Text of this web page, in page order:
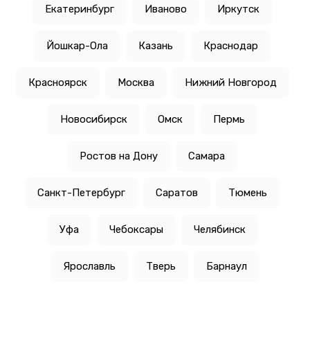
Екатеринбург Иваново Иркутск
Йошкар-Ола Казань Краснодар
Красноярск Москва Нижний Новгород
Новосибирск Омск Пермь
Ростов на Дону Самара
Санкт-Петербург Саратов Тюмень
Уфа Чебоксары Челябинск
Ярославль Тверь Барнаул